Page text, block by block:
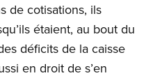
de cotisations, ils
étaient, au bout du
déficits de la caisse
en droit de s’en